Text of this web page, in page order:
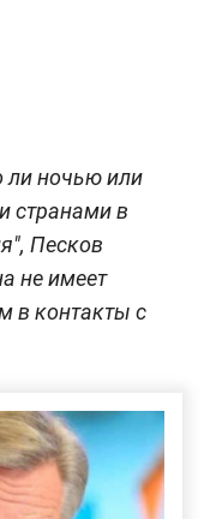
ли ночью или
странами в
Песков
не имеет
в контакты с